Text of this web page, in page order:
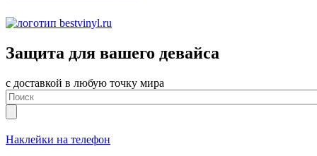
Защита для вашего девайса
с доставкой в любую точку мира
Наклейки на телефон